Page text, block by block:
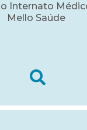
Internato
Mello Saúde